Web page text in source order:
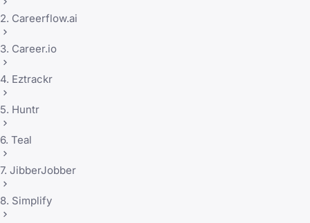
2. Careerflow.ai
3. Career.io
4. Eztrackr
5. Huntr
6. Teal
7. JibberJobber
8. Simplify